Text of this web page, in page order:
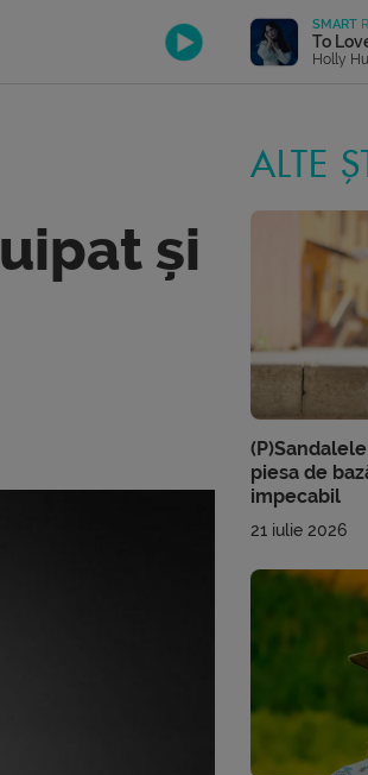
SMART
To
Holly
și
ALTE
piesa de
impecabil
21 iulie 2026